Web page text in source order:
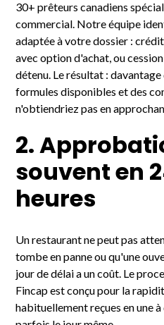
30+ prêteurs canadiens
commercial. Notre équipe
adaptée à votre dossier :
avec option d'achat, ou
détenu. Le résultat :
formules disponibles et des
n'obtiendriez pas en
2.
souvent en
heures
Un restaurant ne peut pas
tombe en panne ou qu'une
jour de délai a un coût. Le
Fincap est conçu pour la
habituellement reçues en une